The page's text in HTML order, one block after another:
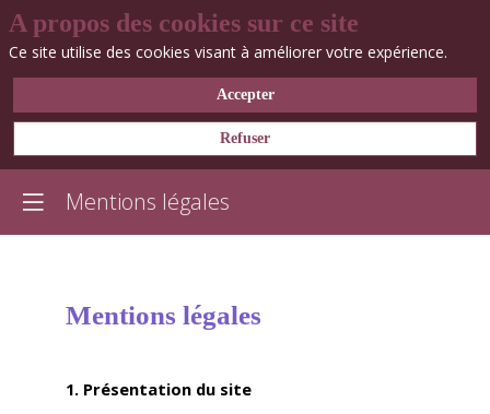
Mentions légales
Mentions légales
1. Présentation du site
A propos des cookies sur ce site
Ce site utilise des cookies visant à améliorer votre expérience.
Accepter
Refuser